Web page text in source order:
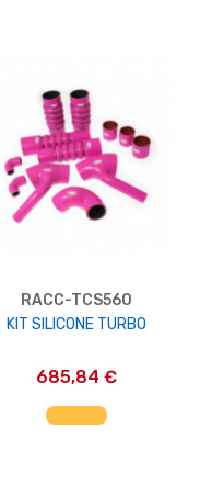
RACC-TCS560
KIT SILICONE TURBO
685,84 €
AGGIUNGI AL CARRELLO